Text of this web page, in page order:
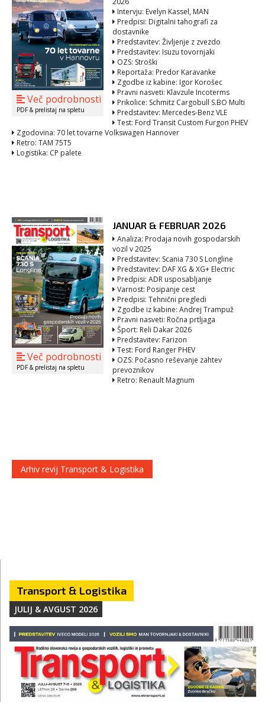
Več podrobnosti
PDF & prelistaj na spletu
Intervju: Evelyn Kassel, MAN
Predpisi: Digitalni tahografi za
dostavnike
Predstavitev: Življenje z zvezdo
Predstavitev: Isuzu tovornjaki
OZS: Stroški
Reportaža: Predor Karavanke
Zgodbe iz kabine: Igor Korošec
Pravni nasveti: Klavzule Incoterms
Prikolice: Schmitz Cargobull S.BO Multi
Predstavitev: Mercedes-Benz VLE
Test: Ford Transit Custom Furgon PHEV
Zgodovina: 70 let tovarne Volkswagen Hannover
Retro: TAM 75T5
Logistika: CP palete
Več podrobnosti
PDF & prelistaj na spletu
JANUAR & FEBRUAR 2026
Analiza: Prodaja novih gospodarskih
vozil v 2025
Predstavitev: Scania 730 S Longline
Predstavitev: DAF XG & XG+ Electric
Predpisi: ADR usposabljanje
Varnost: Posipanje cest
Predpisi: Tehnični pregledi
Zgodbe iz kabine: Andrej Trampuž
Pravni nasveti: Ročna prtljaga
Šport: Reli Dakar 2026
Predstavitev: Farizon
Test: Ford Ranger PHEV
OZS: Počasno reševanje zahtev
prevoznikov
Retro: Renault Magnum
Arhiv revij Transport & Logistika
Transport & Logistika
JULIJ & AVGUST 2026